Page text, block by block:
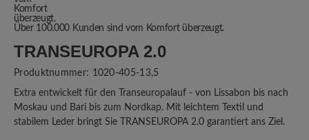
Über 100.000 Kunden sind vom Komfort überzeugt.
TRANSEUROPA 2.0
Produktnummer: 1020-405-13,5
Extra entwickelt für den Transeuropalauf - von Lissabon bis nach
Moskau und Bari bis zum Nordkap. Mit leichtem Textil und
stabilem Leder bringt Sie TRANSEUROPA 2.0 garantiert ans Ziel.